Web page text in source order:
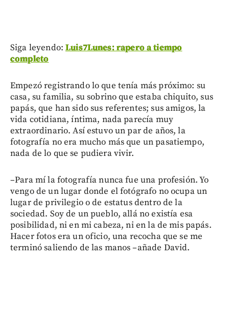
Siga leyendo:Luis7Lunes: rapero a tiempo
completo
Empezó registrando lo que tenía más próximo: su
casa, su familia, su sobrino que estaba chiquito, sus
papás, que han sido sus referentes; sus amigos, la
vida cotidiana, íntima, nada parecía muy
extraordinario. Así estuvo un par de años, la
fotografía no era mucho más que un pasatiempo,
nada de lo que se pudiera vivir.
–Para mí la fotografía nunca fue una profesión. Yo
vengo de un lugar donde el fotógrafo no ocupa un
lugar de privilegio o de estatus dentro de la
sociedad. Soy de un pueblo, allá no existía esa
posibilidad, ni en mi cabeza, ni en la de mis papás.
Hacer fotos era un oficio, una recocha que se me
terminó saliendo de las manos –añade David.